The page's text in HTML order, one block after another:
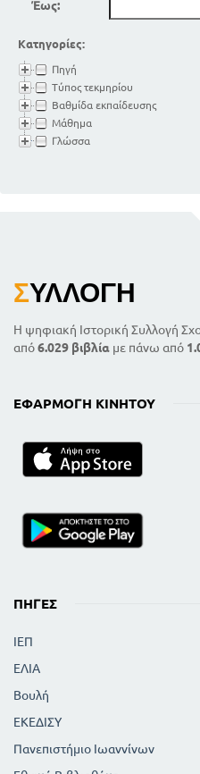
Έως:
Κατηγορίες:
Πηγή
Τύπος τεκμηρίου
Βαθμίδα εκπαίδευσης
Μάθημα
Γλώσσα
ΣΥΛΛΟΓΉ
Η ψηφιακή Ιστορική Συλλογή
από6.029 βιβλία με πάνω από
ΕΦΑΡΜΟΓΉ ΚΙΝΗΤΟΎ
ΠΗΓΈΣ
ΙΕΠ
ΕΛΙΑ
Βουλή
ΕΚΕΔΙΣΥ
Πανεπιστήμιο Ιωαννίνων